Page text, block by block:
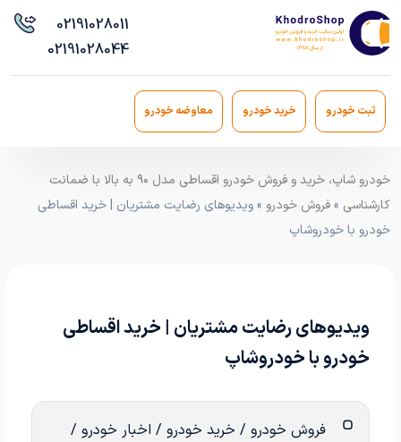
02191028011
02191028044
ثبت خودرو خرید خودرو معاوضه خودرو
خودرو شاپ، خرید و فروش خودرو اقساطی مدل ۹۰ به بالا با ضمانت
کارشناسی »فروش خودرو » ویدیوهای رضایت مشتریان | خرید اقساطی
خودرو با خودروشاپ
ویدیوهای رضایت مشتریان | خرید اقساطی
خودرو با خودروشاپ
فروش خودرو / خرید خودرو / اخبار خودرو /